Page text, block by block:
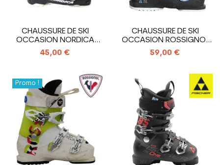
CHAUSSURE DE SKI
OCCASION NORDICA
CRUISE 75 X WR
45,00 €
CHAUSSURE DE SKI
OCCASION ROSSIGNOL
PURE COMFORT
59,00 €
Promo !